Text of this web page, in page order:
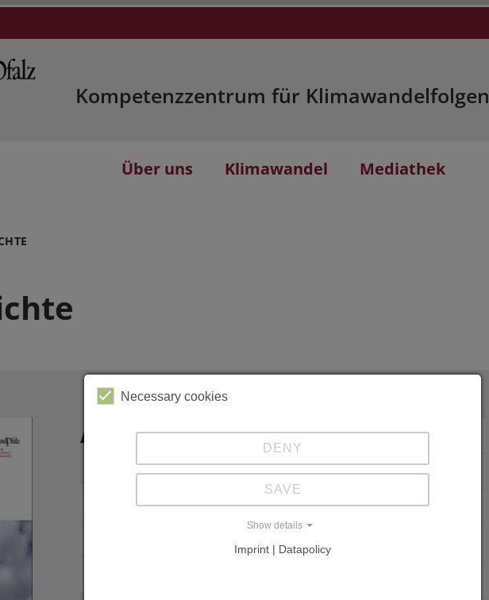
Kompetenzzentrum für Klimawandelfolgen
Über uns Klimawandel Mediathek
Archiv
2022 (199 KB)
2019 (507 KB)
2018 (666 KB)
2017 (6 MB)
Necessary cookies
DENY
SAVE
Show details
Imprint | Datapolicy